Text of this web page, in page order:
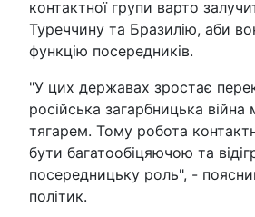
контактної групи варто
Туреччину та Бразилію, аби
функцію посередників.
"У цих державах зростає
російська загарбницька
тягарем. Тому робота
бути багатообіцяючою та
посередницьку роль", -
політик.